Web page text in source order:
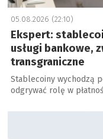
05.08.2026 (22:10)
Ekspert:
usługi bankowe,
transgraniczne
Stablecoiny wychodzą
odgrywać rolę w
a